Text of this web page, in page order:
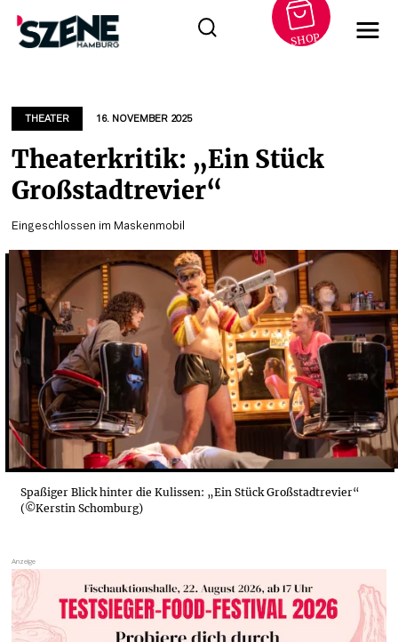
springen
SHOP
THEATER 16. NOVEMBER 2025
Theaterkritik: „Ein Stück
Großstadtrevier“
Eingeschlossen im Maskenmobil
Spaßiger Blick hinter die Kulissen: „Ein Stück Großstadtrevier“
(©Kerstin Schomburg)